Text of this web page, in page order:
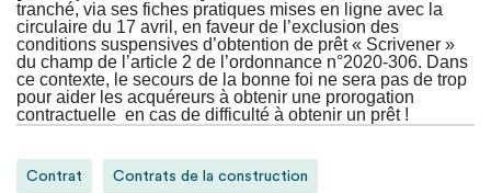
tranché, via ses fiches pratiques mises en ligne avec la
circulaire du 17 avril, en faveur de l’exclusion des
conditions suspensives d’obtention de prêt « Scrivener »
du champ de l’article 2 de l’ordonnance n°2020-306. Dans
ce contexte, le secours de la bonne foi ne sera pas de trop
pour aider les acquéreurs à obtenir une prorogation
contractuelle en cas de difficulté à obtenir un prêt !
Contrat Contrats de la construction